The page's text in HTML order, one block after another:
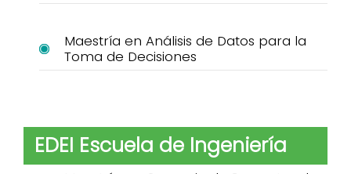
Maestría en Análisis de Datos para la
Toma de Decisiones
EDEI Escuela de Ingeniería